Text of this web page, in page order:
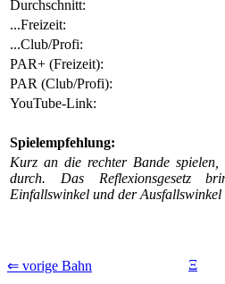
Durchschnitt:
...Freizeit:
...Club/Profi:
PAR+ (Freizeit):
PAR (Club/Profi):
YouTube-Link:
Spielempfehlung:
Kurz an die rechter Bande
durch. Das Reflexionsgesetz
Einfallswinkel und der
⇐ vorige Bahn Ξ